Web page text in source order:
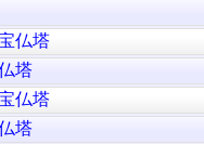
仏塔
塔
仏塔
塔